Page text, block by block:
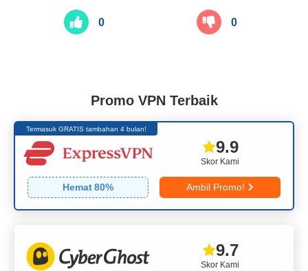
0 0
Promo VPN Terbaik
Termasuk GRATIS tambahan 4 bulan!
Skor Kami
9.9
Hemat80% Ambil Promo!
Skor Kami
9.7